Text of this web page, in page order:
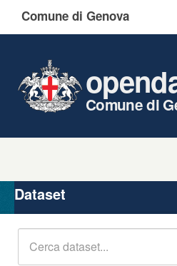
Comune di Genova
Comune di
Organizzazioni
Gruppi
Dataset